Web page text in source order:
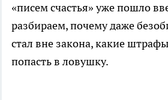
«писем счастья» уже пошло
разбираем, почему даже
стал вне закона, какие
попасть в ловушку.